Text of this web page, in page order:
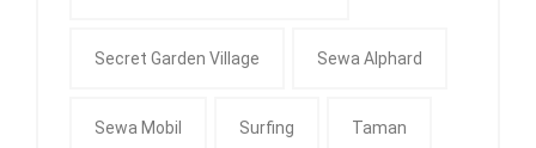
Secret Garden Village Sewa Alphard
Sewa Mobil Surfing Taman